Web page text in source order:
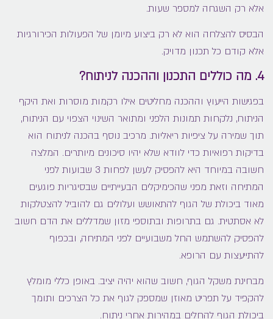
אלא רק השגחה למספר שעות.
הבסיס להצלחה הוא לא רק ביצוע מיומן של הפעולות הכירורגיות
אלא קודם כל תכנון מדויק.
4. מה כוללים התכנון וההכנה לניתוח?
בפגישות הייעוץ וההכנה מחליטים אילו רקמות מוסרות ואת היקף
הניתוח, נלקחות תמונות הלפני ומתואר השינוי הצפוי עם הניתוח,
תוך שמירה על ציפיות ריאליות. מרכיב נוסף בהכנה לניתוח הוא
בדיקות רפואיות כדי לוודא שלא יהיו סיכונים מיותרים. המלצה
חשובה במיוחד היא להפסיק לעשן לפחות 3 שבועות לפני
המתיחה וזאת מפני שהכימיקלים הבעייתיים שבסיגריות פוגעים
מאוד ביכולת של הגוף להתאושש ועלולים גם להוביל להצטלקות
לא אסתטית. גם בתרופות ובתוספי מזון שמדללים את הדם חשוב
להפסיק להשתמש החל משבועיים לפני המתיחה, ובכפוף
להתייעצות עם הרופא.
מבחינת משקל הגוף, חשוב שהוא יהיה יציב. באופן כללי מומלץ
להקפיד על תפריט מאוזן שמספק לגוף את כל הצרכים ותומך
ביכולת הגוף להחלים במהירות אחרי ניתוח.